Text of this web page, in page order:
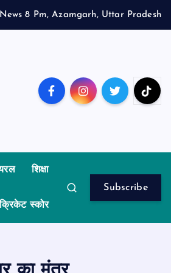
News 8 Pm, Azamgarh, Uttar Pradesh
शिक्षा
स्कोर
Subscribe